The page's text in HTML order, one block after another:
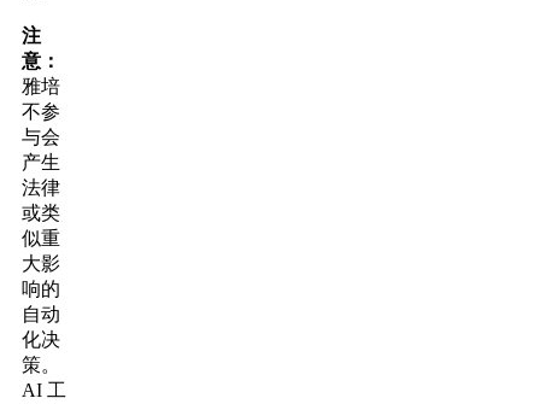
注
意：
雅培
不参
与会
产生
法律
或类
似重
大影
响的
自动
化决
策。
AI 工